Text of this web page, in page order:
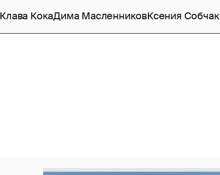
Клава КокаДима МасленниковКсения Собчак